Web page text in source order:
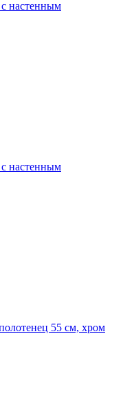
настенным
настенным
55 см, хром